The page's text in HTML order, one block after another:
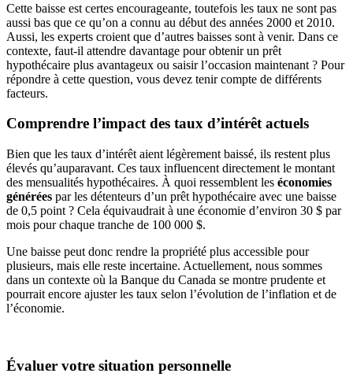
Cette baisse est certes encourageante, toutefois les taux ne sont pas
aussi bas que ce qu’on a connu au début des années 2000 et 2010.
Aussi, les experts croient que d’autres baisses sont à venir. Dans ce
contexte, faut-il attendre davantage pour obtenir un prêt
hypothécaire plus avantageux ou saisir l’occasion maintenant ? Pour
répondre à cette question, vous devez tenir compte de différents
facteurs.
Comprendre l’impact des taux d’intérêt actuels
Bien que les taux d’intérêt aient légèrement baissé, ils restent plus
élevés qu’auparavant. Ces taux influencent directement le montant
des mensualités hypothécaires. À quoi ressemblent les économies
générées par les détenteurs d’un prêt hypothécaire avec une baisse
de 0,5 point ? Cela équivaudrait à une économie d’environ 30 $ par
mois pour chaque tranche de 100 000 $.
Une baisse peut donc rendre la propriété plus accessible pour
plusieurs, mais elle reste incertaine. Actuellement, nous sommes
dans un contexte où la Banque du Canada se montre prudente et
pourrait encore ajuster les taux selon l’évolution de l’inflation et de
l’économie.
Évaluer votre situation personnelle